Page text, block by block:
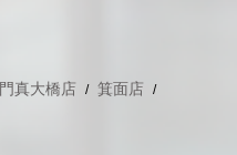
門真大橋店 箕面店